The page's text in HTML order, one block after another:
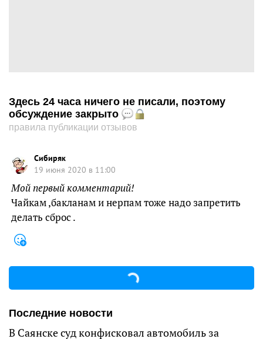
Здесь 24 часа ничего не писали, поэтому
обсуждение закрыто
правила публикации отзывов
Сибиряк
19 июня 2020 в 11:00
Мой первый комментарий!
Чайкам ,бакланам и нерпам тоже надо запретить
делать сброс .
Последние новости
В Саянске суд конфисковал автомобиль за